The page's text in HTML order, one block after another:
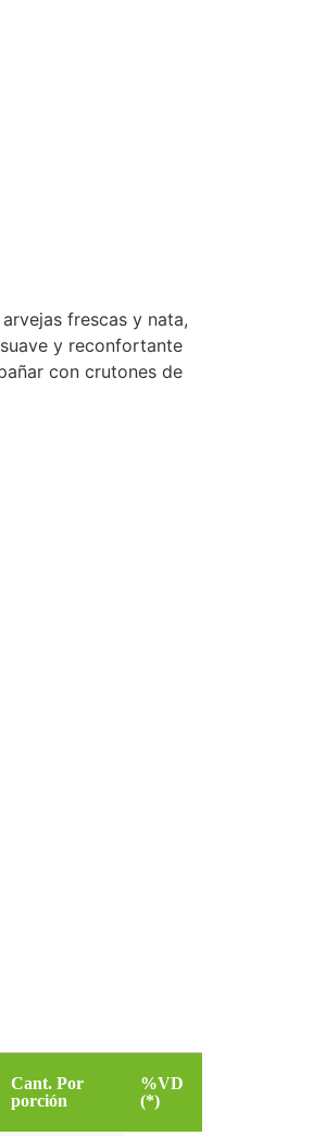
frescas y nata,
y reconfortante
con crutones de
Cant. Por
porción
%VD
(*)